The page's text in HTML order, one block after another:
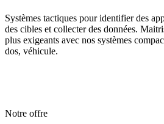
Systèmes tactiques pour identifier des
des cibles et collecter des données.
plus exigeants avec nos systèmes
dos, véhicule.
Notre offre